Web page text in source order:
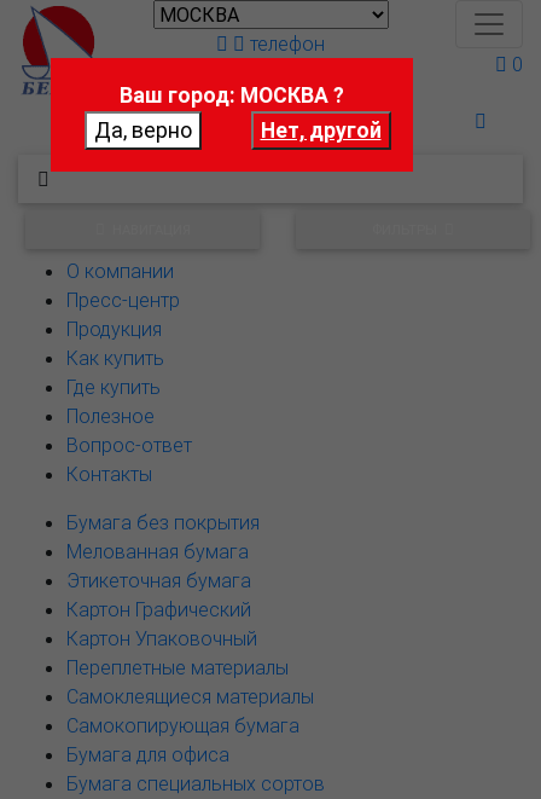
Поможем выбрать
телефон
0
О компании
Пресс-центр
Продукция
Как купить
Где купить
Полезное
Вопрос-ответ
Контакты
Бумага без покрытия
Мелованная бумага
Этикеточная бумага
Картон Графический
Картон Упаковочный
Переплетные материалы
Самоклеящиеся материалы
Самокопирующая бумага
Бумага для офиса
Бумага специальных сортов
Ваш город: МОСКВА ?